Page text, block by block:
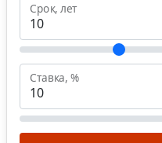
Срок, лет
Ставка, %